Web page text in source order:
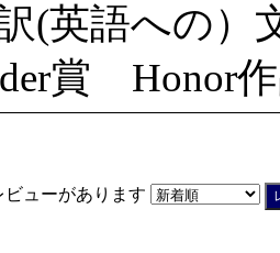
(英語への
賞
ューがあります